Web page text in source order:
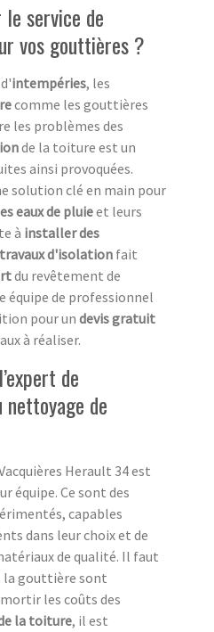
service de
vos gouttières ?
intempéries, les
comme les gouttières
les problèmes des
de la toiture est un
ainsi provoquées.
solution clé en main pour
eaux de pluieet leurs
à installer des
travaux d'isolation fait
du revêtement de
équipe de professionnel
pour un devis gratuit
à réaliser.
de
de
Herault 34 est
équipe. Ce sont des
capables
dans leur choix et de
de qualité. Il faut
la gouttière sont
les coûts des
la toiture, il est